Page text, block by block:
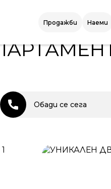
Продажби Наеми
Обади се сега